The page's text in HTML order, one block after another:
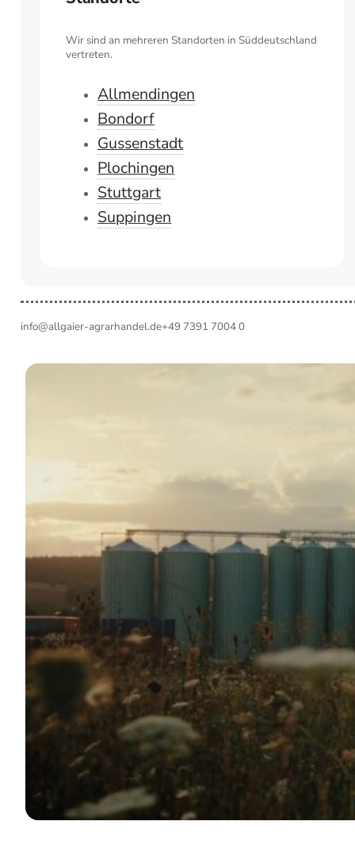
Wir sind an mehreren Standorten in Süddeutschland
vertreten.
Allmendingen
Bondorf
Gussenstadt
Plochingen
Stuttgart
Suppingen
info@allgaier-agrarhandel.de+49 7391 7004 0